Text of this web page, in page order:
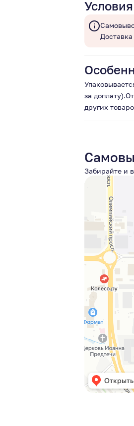
за
других
Забирайте и